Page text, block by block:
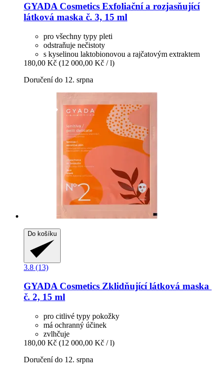
GYADA Cosmetics Exfoliační a rozjasňující
látková maska č. 3, 15 ml
pro všechny typy pleti
odstraňuje nečistoty
s kyselinou laktobionovou a rajčatovým extraktem
180,00 Kč (12 000,00 Kč / l)
Doručení do 12. srpna
Do košíku
3.8 (13)
GYADA Cosmetics Zklidňující látková maska ​​
č. 2, 15 ml
pro citlivé typy pokožky
má ochranný účinek
zvlhčuje
180,00 Kč (12 000,00 Kč / l)
Doručení do 12. srpna